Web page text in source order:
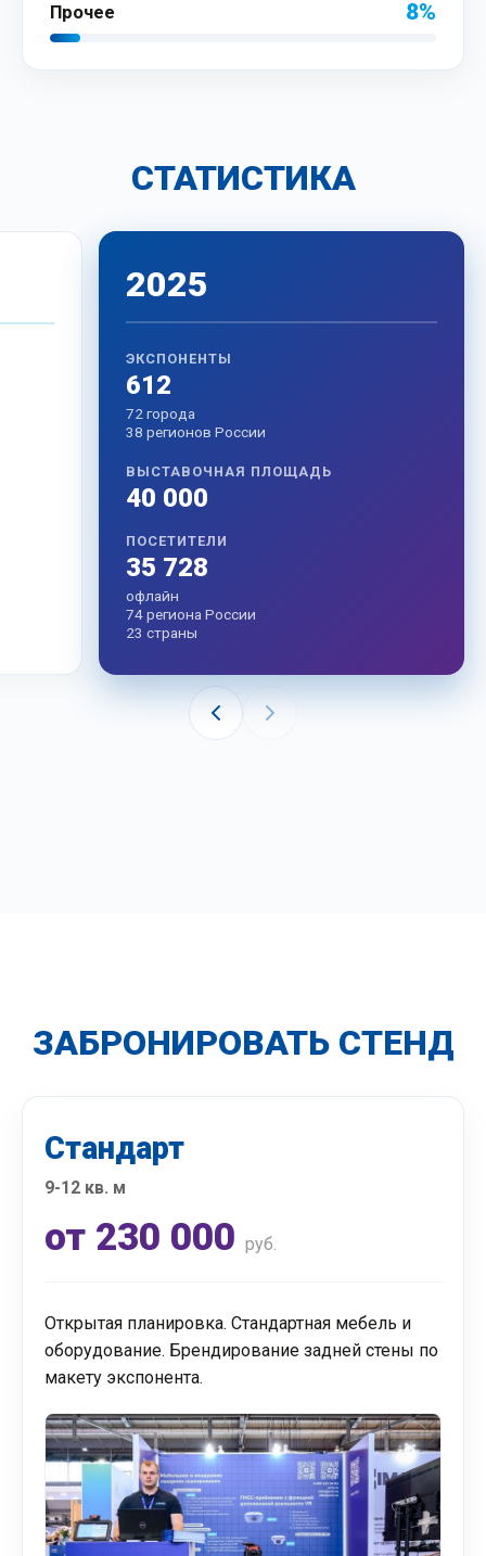
Прочее 8%
СТАТИСТИКА
2025
ЭКСПОНЕНТЫ
612
72 города
38 регионов России
ВЫСТАВОЧНАЯ ПЛОЩАДЬ
40 000
ПОСЕТИТЕЛИ
35 728
офлайн
74 региона России
23 страны
ЗАБРОНИРОВАТЬ СТЕНД
Стандарт
9-12 кв. м
от 230 000 руб.
Открытая планировка. Стандартная мебель и
оборудование. Брендирование задней стены по
макету экспонента.